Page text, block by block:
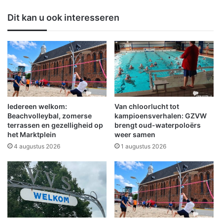
r
o
l
e
b
i
j
Z
u
i
d
b
r
e
k
t
t
i
j
d
e
n
s
H
e
m
e
l
a
a
r
t
Dit kan u ook interesseren
Iedereen welkom:
Beachvolleybal, zomerse
terrassen en gezelligheid op
het Marktplein
4 augustus 2026
Van chloorlucht tot
kampioensverhalen: GZVW
brengt oud-waterpoloërs
weer samen
1 augustus 2026